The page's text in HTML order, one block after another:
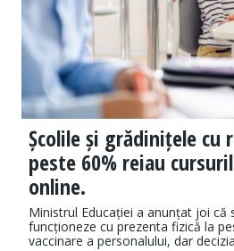
Școlile și grădinițele cu
peste 60% reiau
online.
Ministrul Educației a anunțat joi că
funcționeze cu prezenta fizică la
vaccinare a personalului, dar